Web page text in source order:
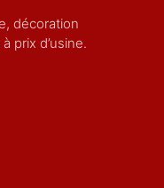
décoration
prix d’usine.